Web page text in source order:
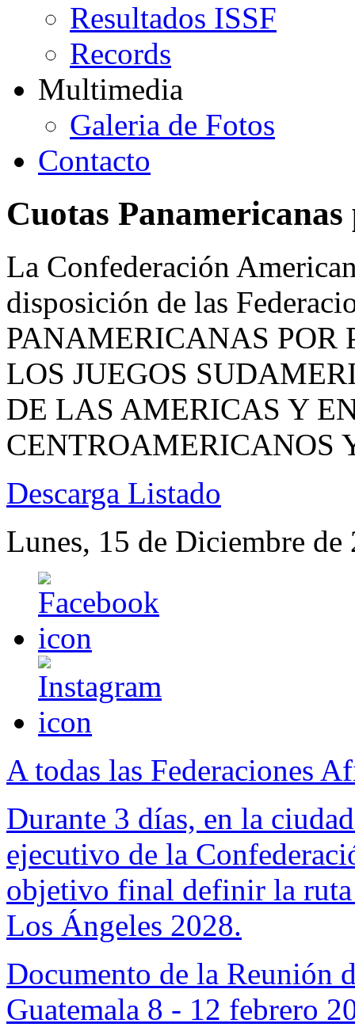
Resultados ISSF
Records
Multimedia
Galeria de Fotos
Contacto
Cuotas Panamericanas
La Confederación
disposición de las
PANAMERICANAS POR
LOS JUEGOS
DE LAS AMERICAS Y
CENTROAMERICANOS
Descarga Listado
Lunes, 15 de Diciembre de
A todas las Federaciones
Durante 3 días, en la
ejecutivo de la
objetivo final definir la ruta
Los Ángeles 2028.
Documento de la Reunión
Guatemala 8 - 12 febrero